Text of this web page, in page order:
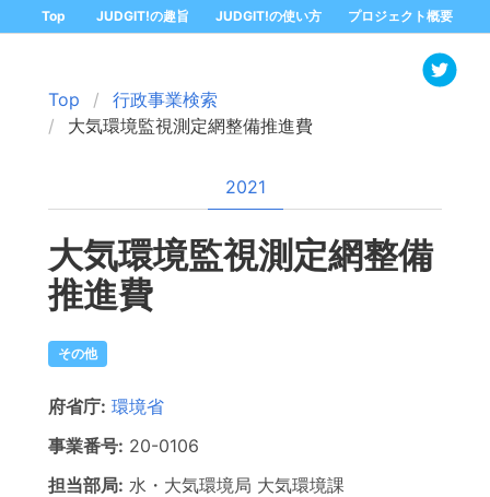
Top JUDGIT!の趣旨 JUDGIT!の使い方 プロジェクト概要
Top
行政事業検索
大気環境監視測定網整備推進費
2021
大気環境監視測定網整備
推進費
その他
府省庁: 環境省
事業番号: 20-0106
担当部局: 水・大気環境局 大気環境課